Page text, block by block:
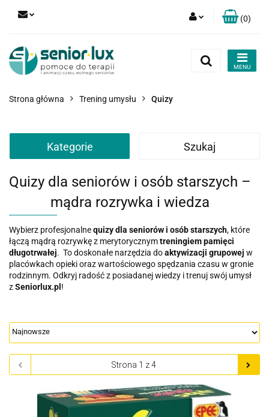
Zarejestruj się
Zgody cookies
(0)
Strona główna Trening umysłu Quizy
Kategorie Szukaj
Quizy dla seniorów i osób starszych –
mądra rozrywka i wiedza
Wybierz profesjonalnequizy dla seniorów i osób starszych, które
łączą mądrą rozrywkę z merytorycznymtreningiem pamięci
długotrwałej. To doskonałe narzędzia doaktywizacji grupowej w
placówkach opieki oraz wartościowego spędzania czasu w gronie
rodzinnym. Odkryj radość z posiadanej wiedzy i trenuj swój umysł
zSeniorlux.pl !